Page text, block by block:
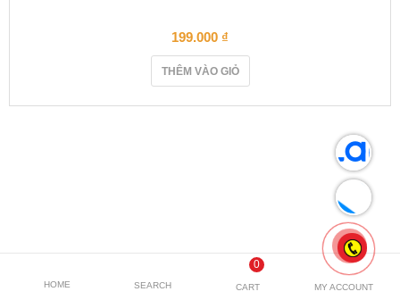
199.000 ₫
THÊM VÀO GIỎ
HOME SEARCH
0
CART MY ACCOUNT